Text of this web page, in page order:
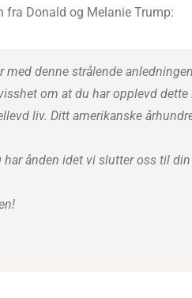
fra Donald og Melanie Trump:
med denne strålende
om at du har opplevd
liv. Ditt amerikanske
ånden idet vi slutter oss til